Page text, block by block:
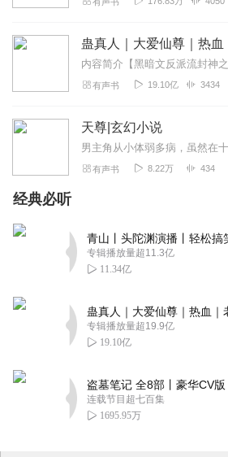
有声书 19.10亿 3434
天尊|玄幻小说
有声书 8.22万 434
经典必听
专辑播放量超11.3亿
11.34亿
专辑播放量超19.9亿
19.10亿
连载节目超七百集
1695.95万